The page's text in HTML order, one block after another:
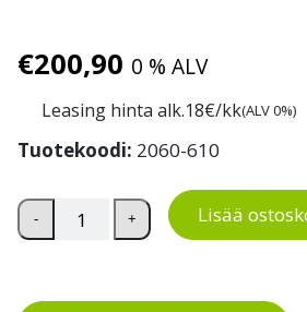
€200,90 0 % ALV
Leasing hinta alk.18€/kk(ALV 0%)
Tuotekoodi: 2060-610
Teleskooppitikkaat työtasolla
- + Lisää